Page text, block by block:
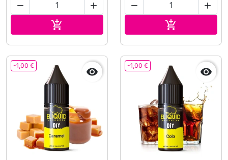
 

 

-1,00 €  -1,00 € 